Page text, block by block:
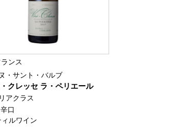
ンス
・サント・バルブ
クレッセ ラ・ペリエール
アクラス
口
ィルワイン